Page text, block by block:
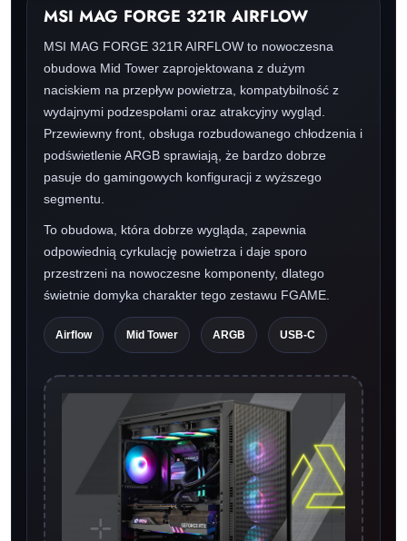
MSI MAG FORGE 321R AIRFLOW
MSI MAG FORGE 321R AIRFLOW to nowoczesna
obudowa Mid Tower zaprojektowana z dużym
naciskiem na przepływ powietrza, kompatybilność z
wydajnymi podzespołami oraz atrakcyjny wygląd.
Przewiewny front, obsługa rozbudowanego chłodzenia i
podświetlenie ARGB sprawiają, że bardzo dobrze
pasuje do gamingowych konfiguracji z wyższego
segmentu.
To obudowa, która dobrze wygląda, zapewnia
odpowiednią cyrkulację powietrza i daje sporo
przestrzeni na nowoczesne komponenty, dlatego
świetnie domyka charakter tego zestawu FGAME.
Airflow Mid Tower ARGB USB-C